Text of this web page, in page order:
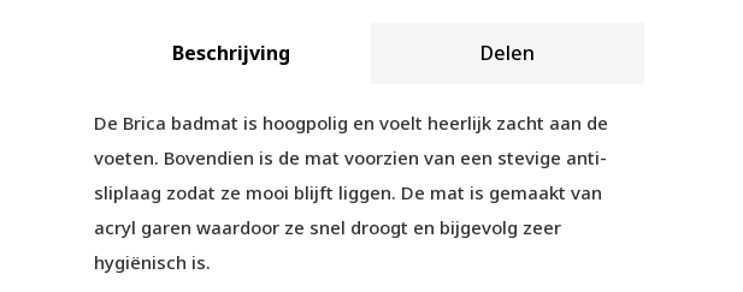
Beschrijving Delen
De Brica badmat is hoogpolig en voelt heerlijk zacht aan de
voeten. Bovendien is de mat voorzien van een stevige anti-
sliplaag zodat ze mooi blijft liggen. De mat is gemaakt van
acryl garen waardoor ze snel droogt en bijgevolg zeer
hygiënisch is.